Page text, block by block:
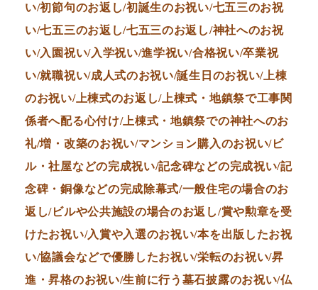
い/初節句のお返し/初誕生のお祝い/七五三のお祝
い/七五三のお返し/七五三のお返し/神社へのお祝
い/入園祝い/入学祝い/進学祝い/合格祝い/卒業祝
い/就職祝い/成人式のお祝い/誕生日のお祝い/上棟
のお祝い/上棟式のお返し/上棟式・地鎮祭で工事関
係者へ配る心付け/上棟式・地鎮祭での神社へのお
礼/増・改築のお祝い/マンション購入のお祝い/ビ
ル・社屋などの完成祝い/記念碑などの完成祝い/記
念碑・銅像などの完成除幕式/一般住宅の場合のお
返し/ビルや公共施設の場合のお返し/賞や勲章を受
けたお祝い/入賞や入選のお祝い/本を出版したお祝
い/協議会などで優勝したお祝い/栄転のお祝い/昇
進・昇格のお祝い/生前に行う墓石披露のお祝い/仏